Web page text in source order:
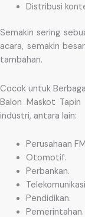
Distribusi
Semakin sering
acara, semakin
tambahan.
Cocok untuk
Balon Maskot
industri, antara lain:
Perusahaan
Otomotif.
Perbankan.
Pendidikan.
Pemerintahan.